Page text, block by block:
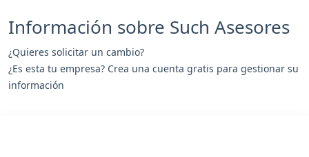
Información sobre Such Asesores
¿Quieres solicitar un cambio?
¿Es esta tu empresa? Crea una cuenta gratis para gestionar su
información